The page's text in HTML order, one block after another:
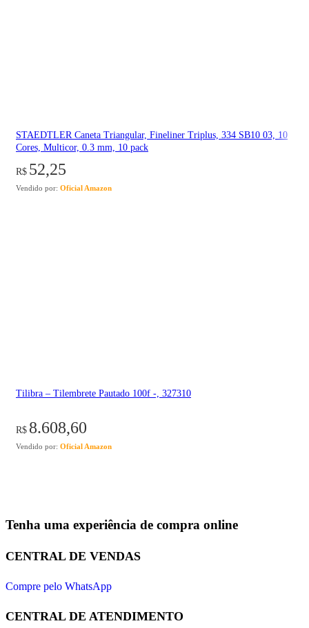
STAEDTLER Caneta Triangular, Fineliner Triplus, 334 SB10 03, 10
Cores, Multicor, 0.3 mm, 10 pack
R$ 52,25
Vendido por: Oficial Amazon
Tilibra – Tilembrete Pautado 100f -, 327310
R$ 8.608,60
Vendido por: Oficial Amazon
Tenha uma experiência de compra online
CENTRAL DE VENDAS
Compre pelo WhatsApp
CENTRAL DE ATENDIMENTO